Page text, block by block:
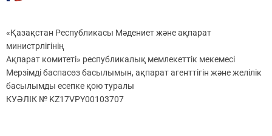
«Қазақстан Республикасы Мәдениет және ақпарат
министрлігінің
Ақпарат комитеті» республикалық мемлекеттік мекемесі
Мерзімді баспасөз басылымын, ақпарат агенттігін және желілік
басылымды есепке қою туралы
КУӘЛІК № KZ17VPY00103707